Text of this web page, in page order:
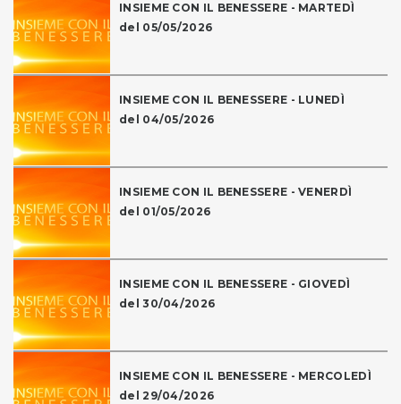
INSIEME CON IL BENESSERE - MARTEDÌ
del 05/05/2026
INSIEME CON IL BENESSERE - LUNEDÌ
del 04/05/2026
INSIEME CON IL BENESSERE - VENERDÌ
del 01/05/2026
INSIEME CON IL BENESSERE - GIOVEDÌ
del 30/04/2026
INSIEME CON IL BENESSERE - MERCOLEDÌ
del 29/04/2026